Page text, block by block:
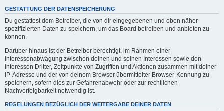
GESTATTUNG DER DATENSPEICHERUNG
Du gestattest dem Betreiber, die von dir eingegebenen und oben näher
spezifizierten Daten zu speichern, um das Board betreiben und anbieten zu
können.
Darüber hinaus ist der Betreiber berechtigt, im Rahmen einer
Interessenabwägung zwischen deinen und seinen Interessen sowie den
Interessen Dritter, Zeitpunkte von Zugriffen und Aktionen zusammen mit deiner
IP-Adresse und der von deinem Browser übermittelter Browser-Kennung zu
speichern, sofern dies zur Gefahrenabwehr oder zur rechtlichen
Nachverfolgbarkeit notwendig ist.
REGELUNGEN BEZÜGLICH DER WEITERGABE DEINER DATEN